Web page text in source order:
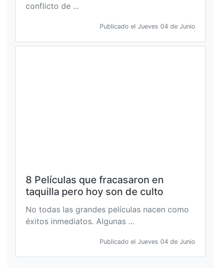
conflicto de ...
Publicado el Jueves 04 de Junio
8 Películas que fracasaron en
taquilla pero hoy son de culto
No todas las grandes películas nacen como
éxitos inmediatos. Algunas ...
Publicado el Jueves 04 de Junio